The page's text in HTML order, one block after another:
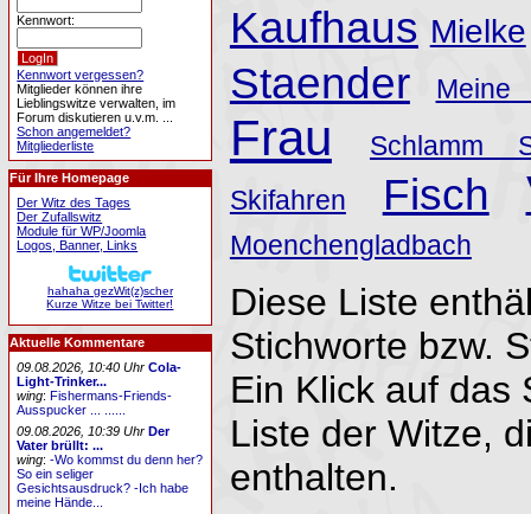
Kaufhaus Mielke
Staender Meine
Frau
Schlamm
Skifahren
Fisch
Moenchengladbach
Diese Liste
Stichworte bzw.
Ein Klick auf das
Liste der Witze,
enthalten.
Kennwort:
Kennwort vergessen?
Mitglieder können ihre
Lieblingswitze verwalten, im
Forum diskutieren u.v.m. ...
Schon angemeldet?
Mitgliederliste
Für Ihre Homepage
Der Witz des Tages
Der Zufallswitz
Module für WP/Joomla
Logos, Banner, Links
hahaha gezWit(z)scher
Kurze Witze bei Twitter!
Aktuelle Kommentare
09.08.2026, 10:40 Uhr Cola-
Light-Trinker...
wing:Fishermans-Friends-
Ausspucker ... ......
09.08.2026, 10:39 Uhr Der
Vater brüllt: ...
wing:-Wo kommst du denn her?
So ein seliger
Gesichtsausdruck? -Ich habe
meine Hände...